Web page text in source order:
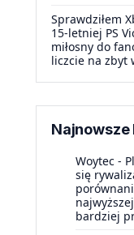
Sprawdziłem
15-letniej PS
miłosny do
liczcie na zbyt
Woytec -
się
bardziej